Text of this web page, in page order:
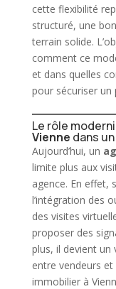
cette flexibilité
structuré, une
terrain solide.
comment ce
et dans quelles
pour sécuriser un
Le rôle
Vienne dans
Aujourd’hui, un
limite plus aux
agence. En effet,
l’intégration des
des visites
proposer des
plus, il devient un
entre vendeurs
immobilier à